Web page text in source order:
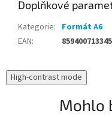
Doplňkové
Kategorie: Formát A6
EAN:
High-contrast mode
Mohlo